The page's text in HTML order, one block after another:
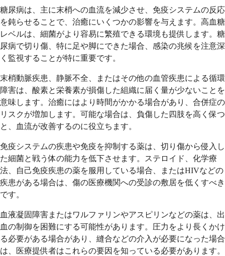
糖尿病は、主に末梢への血流を減少させ、免疫システムの反応
を鈍らせることで、治癒にいくつかの影響を与えます。高血糖
レベルは、細菌がより容易に繁殖できる環境も提供します。糖
尿病で切り傷、特に足や脚にできた場合、感染の兆候を注意深
く監視することが特に重要です。
末梢動脈疾患、静脈不全、またはその他の血管疾患による循環
障害は、酸素と栄養素が損傷した組織に届く量が少ないことを
意味します。治癒にはより時間がかかる場合があり、合併症の
リスクが増加します。可能な場合は、負傷した四肢を高く保つ
と、血流が改善するのに役立ちます。
免疫システムの疾患や免疫を抑制する薬は、切り傷から侵入し
た細菌と戦う体の能力を低下させます。ステロイド、化学療
法、自己免疫疾患の薬を服用している場合、またはHIVなどの
疾患がある場合は、傷の医療機関への受診の敷居を低くすべき
です。
血液凝固障害またはワルファリンやアスピリンなどの薬は、出
血の制御を困難にする可能性があります。圧力をより長くかけ
る必要がある場合があり、縫合などの介入が必要になった場合
は、医療提供者はこれらの要因を知っている必要があります。